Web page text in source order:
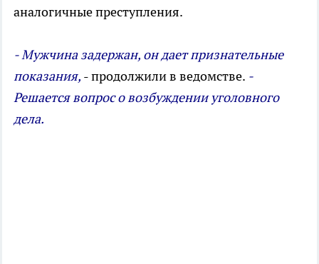
аналогичные преступления.
- Мужчина задержан, он дает признательные
показания, - продолжили в ведомстве. -
Решается вопрос о возбуждении уголовного
дела.